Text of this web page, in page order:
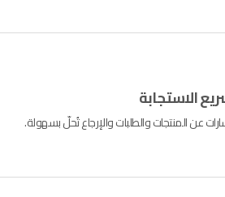
الاستجابة
عن المنتجات والطلبات والإرجاع تُحلّ بسهولة.